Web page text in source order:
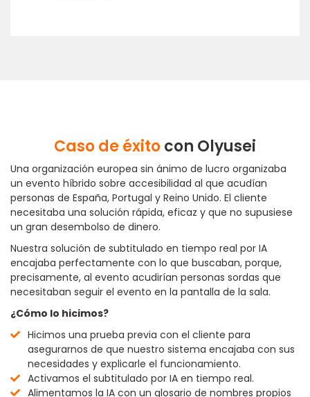
Caso de éxitocon Olyusei
Una organización europea sin ánimo de lucro organizaba
un evento híbrido sobre accesibilidad al que acudían
personas de España, Portugal y Reino Unido. El cliente
necesitaba una solución rápida, eficaz y que no supusiese
un gran desembolso de dinero.
Nuestra solución de subtitulado en tiempo real por IA
encajaba perfectamente con lo que buscaban, porque,
precisamente, al evento acudirían personas sordas que
necesitaban seguir el evento en la pantalla de la sala.
¿Cómo lo hicimos?
Hicimos una prueba previa con el cliente para
asegurarnos de que nuestro sistema encajaba con sus
necesidades y explicarle el funcionamiento.
Activamos el subtitulado por IA en tiempo real.
Alimentamos la IA con un glosario de nombres propios